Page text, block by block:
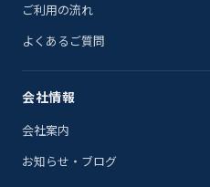
ご利用の流れ
よくあるご質問
会社情報
会社案内
お知らせ・ブログ